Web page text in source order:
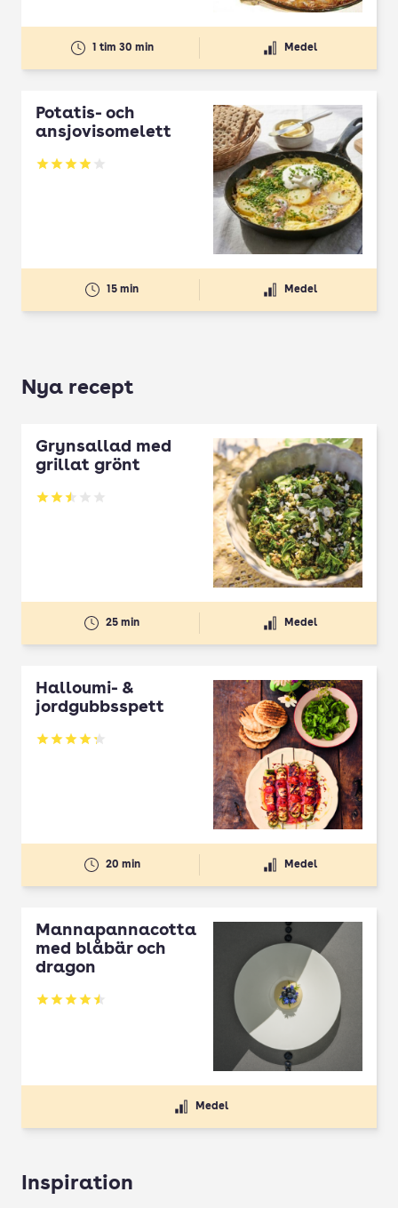
1 tim 30 min Medel
Potatis- och
ansjovisomelett
Betyg: 3.93 av 5
15 min Medel
Nya recept
Grynsallad med
grillat grönt
Betyg: 2.5 av 5
25 min Medel
Halloumi- &
jordgubbsspett
Betyg: 4.3 av 5
20 min Medel
Mannapannacotta
med blåbär och
dragon
Betyg: 4.5 av 5
Medel
Inspiration